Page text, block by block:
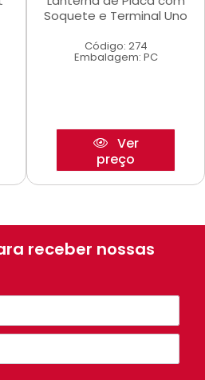
Soquete e Terminal Uno
Código: 274
Embalagem: PC
Ver
preço
receber nossas